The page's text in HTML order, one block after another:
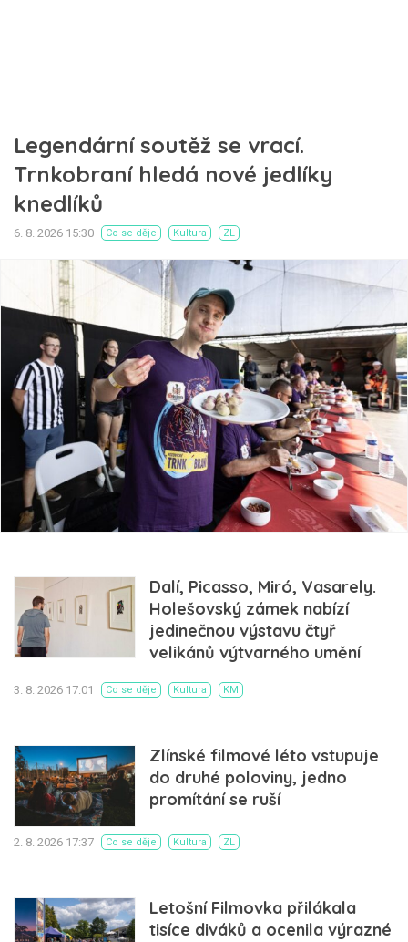
Legendární soutěž se vrací.
Trnkobraní hledá nové jedlíky
knedlíků
6. 8. 2026 15:30 Co se děje Kultura ZL
Dalí, Picasso, Miró, Vasarely.
Holešovský zámek nabízí
jedinečnou výstavu čtyř
velikánů výtvarného umění
3. 8. 2026 17:01 Co se děje Kultura KM
Zlínské filmové léto vstupuje
do druhé poloviny, jedno
promítání se ruší
2. 8. 2026 17:37 Co se děje Kultura ZL
Letošní Filmovka přilákala
tisíce diváků a ocenila výrazné